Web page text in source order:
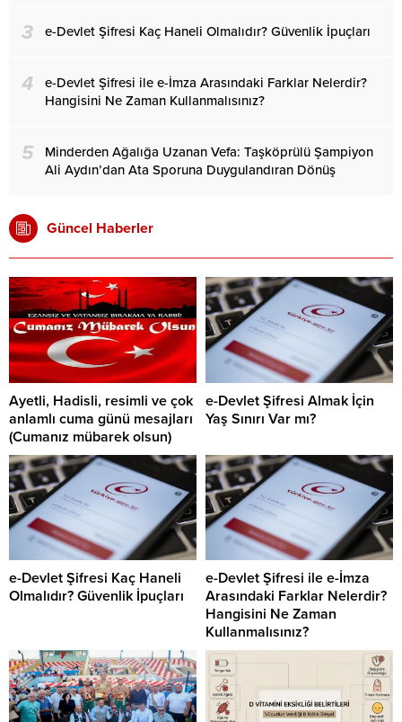
3 e-Devlet Şifresi Kaç Haneli Olmalıdır? Güvenlik İpuçları
4
e-Devlet Şifresi ile e-İmza Arasındaki Farklar Nelerdir?
Hangisini Ne Zaman Kullanmalısınız?
5
Minderden Ağalığa Uzanan Vefa: Taşköprülü Şampiyon
Ali Aydın’dan Ata Sporuna Duygulandıran Dönüş
Güncel Haberler
Ayetli, Hadisli, resimli ve çok
anlamlı cuma günü mesajları
(Cumanız mübarek olsun)
e-Devlet Şifresi Almak İçin
Yaş Sınırı Var mı?
e-Devlet Şifresi Kaç Haneli
Olmalıdır? Güvenlik İpuçları
e-Devlet Şifresi ile e-İmza
Arasındaki Farklar Nelerdir?
Hangisini Ne Zaman
Kullanmalısınız?